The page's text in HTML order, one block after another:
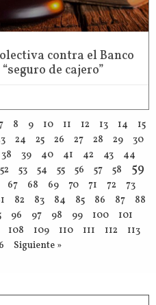
contra el Banco
de cajero”
8 9 10 11 12 13 14
15
24 25 26 27 28 29
30
38 39 40 41 42 43
44
52 53 54 55 56 57 58 59
67 68 69 70 71 72
73
82 83 84 85 86 87
88
96 97 98 99 100
101
108 109 110 111 112
113
Siguiente »